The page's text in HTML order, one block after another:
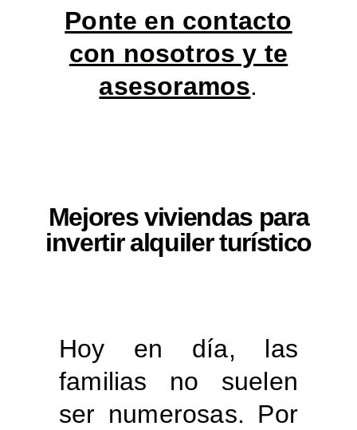
Ponte en contacto
con nosotros y te
asesoramos.
Mejores viviendas para
invertir alquiler turístico
Hoy en día, las
familias no suelen
ser numerosas. Por